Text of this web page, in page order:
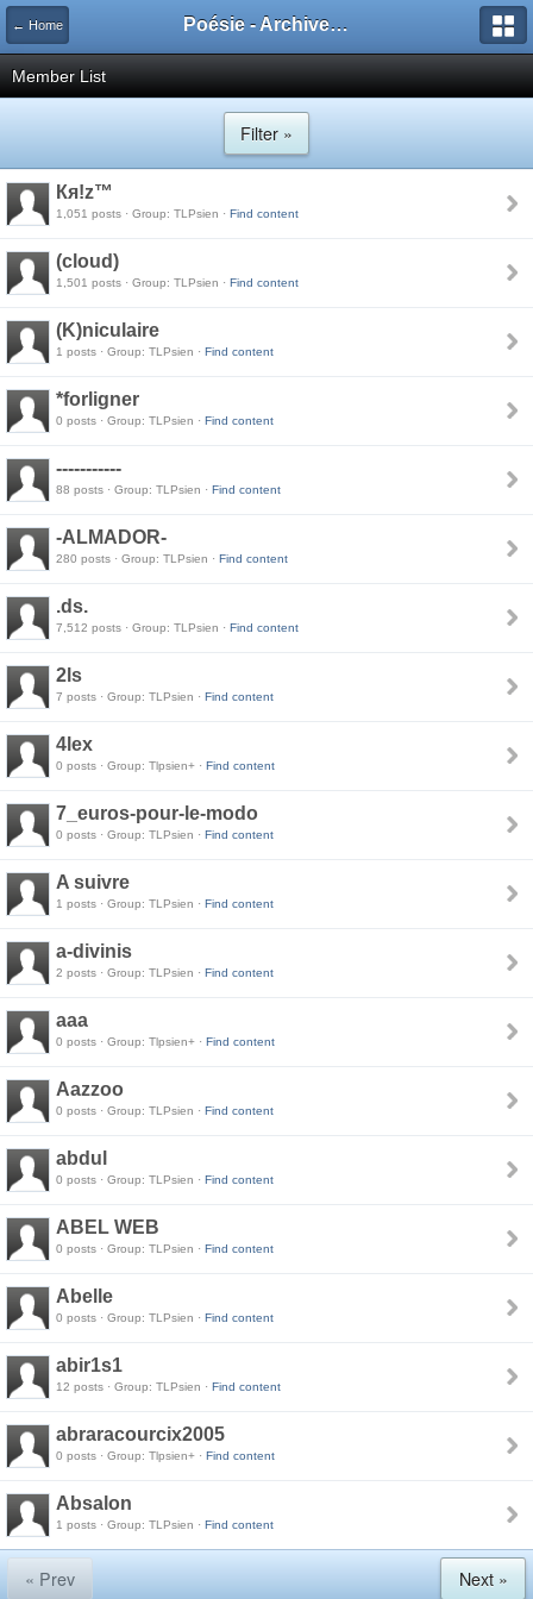
← Home Poésie - Archives de Toute La Poésie - 2005 - 2006
Member List
Filter »
Кя!z™
1,051 posts · Group: TLPsien · Find content
(cloud)
1,501 posts · Group: TLPsien · Find content
(K)niculaire
1 posts · Group: TLPsien · Find content
*forligner
0 posts · Group: TLPsien · Find content
-----------
88 posts · Group: TLPsien · Find content
-ALMADOR-
280 posts · Group: TLPsien · Find content
.ds.
7,512 posts · Group: TLPsien · Find content
2ls
7 posts · Group: TLPsien · Find content
4lex
0 posts · Group: Tlpsien+ · Find content
7_euros-pour-le-modo
0 posts · Group: TLPsien · Find content
A suivre
1 posts · Group: TLPsien · Find content
a-divinis
2 posts · Group: TLPsien · Find content
aaa
0 posts · Group: Tlpsien+ · Find content
Aazzoo
0 posts · Group: TLPsien · Find content
abdul
0 posts · Group: TLPsien · Find content
ABEL WEB
0 posts · Group: TLPsien · Find content
Abelle
0 posts · Group: TLPsien · Find content
abir1s1
12 posts · Group: TLPsien · Find content
abraracourcix2005
0 posts · Group: Tlpsien+ · Find content
Absalon
1 posts · Group: TLPsien · Find content
« Prev Next »